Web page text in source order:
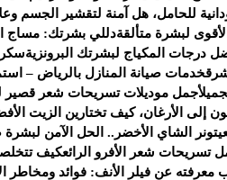
للحامل، هل آمنة لتقشير الجسم
الأقوى لبشرة متألقةدللي بشرتك: مساج
درجات المكياج لبشرتك البرونزية
خدمات صيانة المنازل بالرياض –
أجمل موديلات تسريحات شعر قصير
إلى الأرغان، كيف تختارين الزيت
تونر الشاي الأخضر.. الحل الآمن لبشرة
تسريحات شعر الأفرو الرائعكيف
معرفته عن فيلر الأنف: فوائد ومخاطر